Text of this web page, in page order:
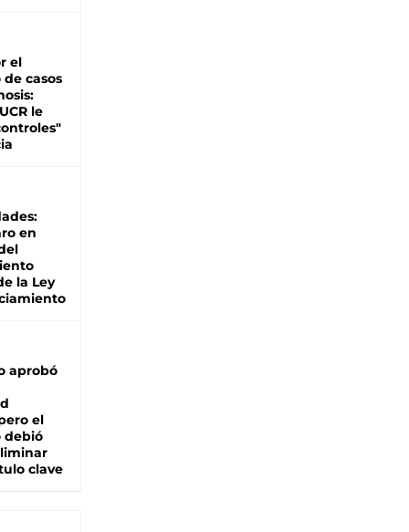
el
casos
le
en
la Ley
aprobó
el
debió
clave